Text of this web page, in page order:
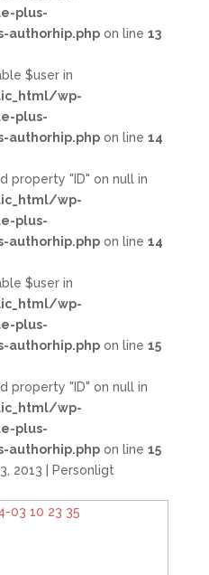
plus-
authorhip.phpon line 13
$user in
wp-
plus-
authorhip.phpon line 14
property "ID" on null in
wp-
plus-
authorhip.phpon line 14
$user in
wp-
plus-
authorhip.phpon line 15
property "ID" on null in
wp-
plus-
authorhip.phpon line 15
2013 Personligt